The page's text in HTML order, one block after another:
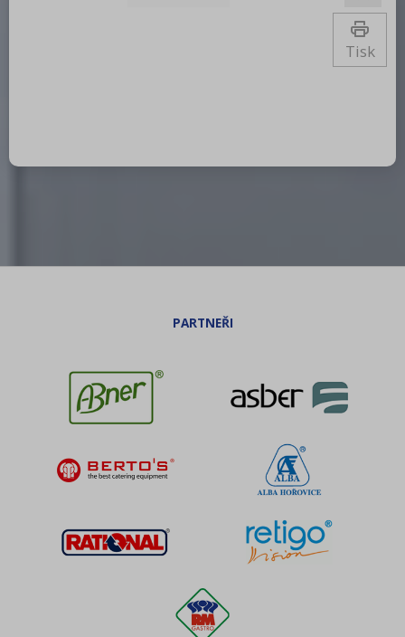
Tisk